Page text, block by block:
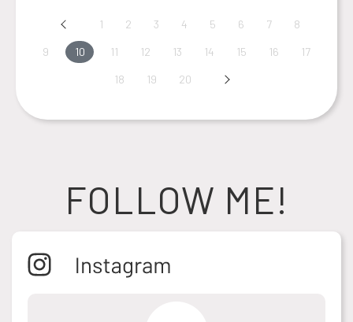
Prev 1 2 3 4 5 6 7 8
9 10 11 12 13 14 15 16 17
18 19 20 Next
FOLLOW ME!